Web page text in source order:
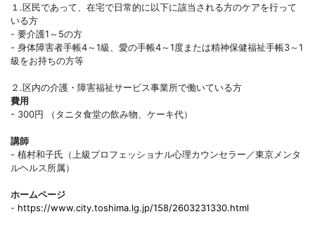
１.区民であって、在宅で日常的に以下に該当される方のケアを行って
いる方
- 要介護1～5の方
- 身体障害者手帳4～1級、愛の手帳4～1度または精神保健福祉手帳3～1
級をお持ちの方等
２.区内の介護・障害福祉サービス事業所で働いている方
費用
- 300円 （タニタ食堂の飲み物、ケーキ代）
講師
- 植村和子氏（上級プロフェッショナル心理カウンセラー／東京メンタ
ルヘルス所属）
ホームページ
- https://www.city.toshima.lg.jp/158/2603231330.html